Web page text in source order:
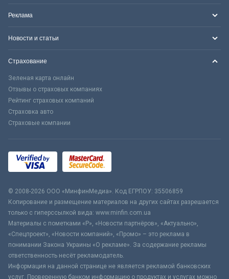
Реклама
Новости и статьи
Страхование
Зеленая карта онлайн
Отзывы о страховых компаниях
Рейтинг страховых компаний
Страховка авто
Страховые компании
© 2008-2026 ООО «МинфинМедиа». Код ЕГРПОУ: 35506859
Копирование и размещение материалов на других сайтах разрешается
только с гиперссылкой вида: www.minfin.com.ua
Материалы с пометками «Р», «Новости партнёров», «Актуально»,
«Спецпроект», «Новости компаний», «Промо» – это реклама в
понимании Закона Украины «О рекламе». За содержание рекламы
ответственность несёт рекламодатель.
Информация на данной странице не является рекламой банковских
услуг. Проверенную банком информацию о продуктах и услугах можно